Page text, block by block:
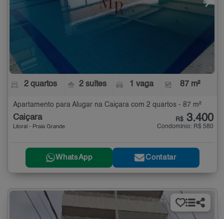
2 quartos 2 suítes 1 vaga 87 m²
Apartamento para Alugar na Caiçara com 2 quartos - 87 m²
Caiçara
Litoral - Praia Grande
R$ 3.400
Condomínio: R$ 580
WhatsApp Contatar